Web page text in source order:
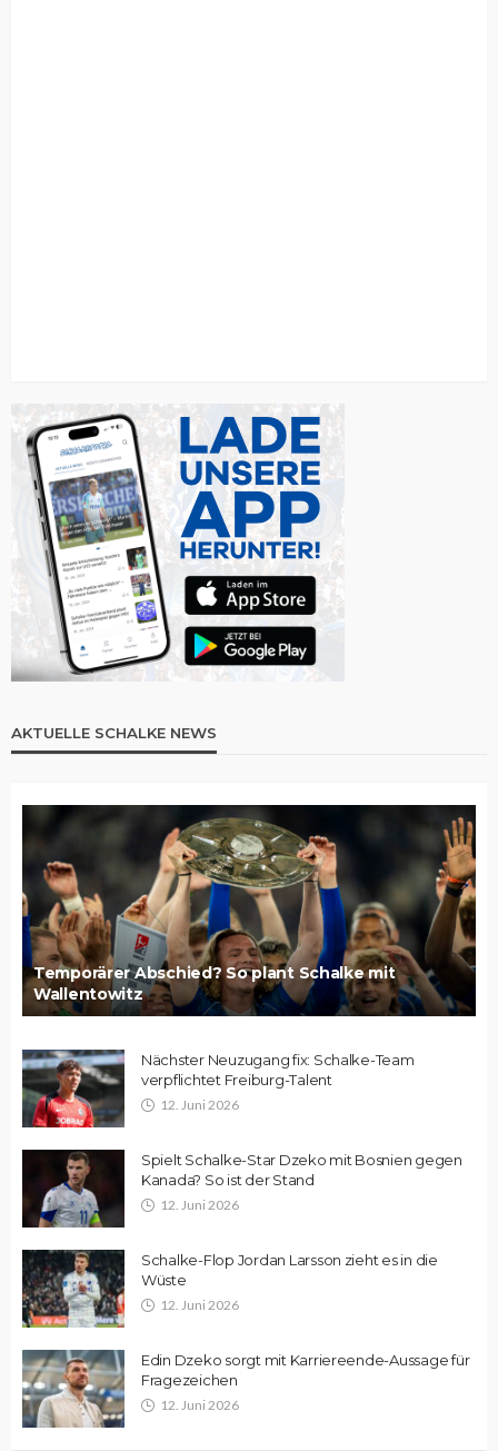
AKTUELLE SCHALKE NEWS
Temporärer Abschied? So plant Schalke mit
Wallentowitz
Nächster Neuzugang fix: Schalke-Team
verpflichtet Freiburg-Talent
12. Juni 2026
Spielt Schalke-Star Dzeko mit Bosnien gegen
Kanada? So ist der Stand
12. Juni 2026
Schalke-Flop Jordan Larsson zieht es in die
Wüste
12. Juni 2026
Edin Dzeko sorgt mit Karriereende-Aussage für
Fragezeichen
12. Juni 2026